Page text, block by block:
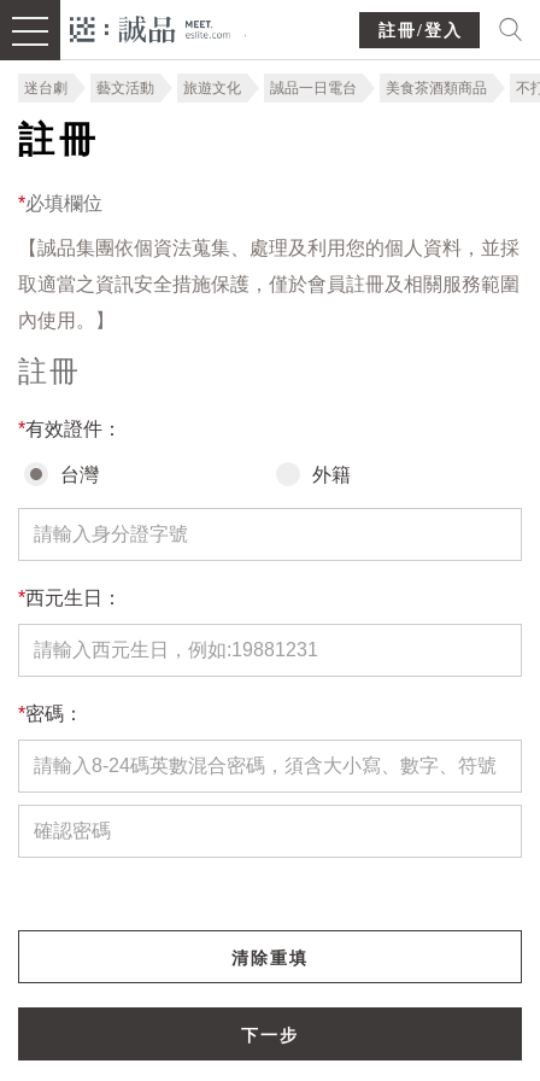
註冊/登入
迷台劇 藝文活動 旅遊文化 誠品一日電台 美食茶酒類商品 不
註冊
*必填欄位
【誠品集團依個資法蒐集、處理及利用您的個人資料，並採
取適當之資訊安全措施保護，僅於會員註冊及相關服務範圍
內使用。】
註冊
*有效證件：
台灣 外籍
*西元生日：
*密碼：